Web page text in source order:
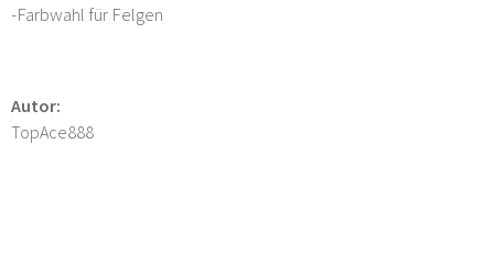
-Farbwahl für Felgen
Autor:
TopAce888